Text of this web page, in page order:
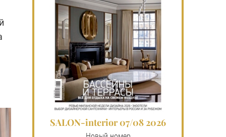
SALON-interior 07/08 2026